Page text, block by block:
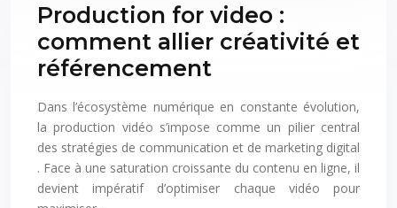
Production for video :
comment allier créativité et
référencement
Dans l’écosystème numérique en constante évolution,
la production vidéo s’impose comme un pilier central
des stratégies de communication et de marketing digital
. Face à une saturation croissante du contenu en ligne, il
devient impératif d’optimiser chaque vidéo pour